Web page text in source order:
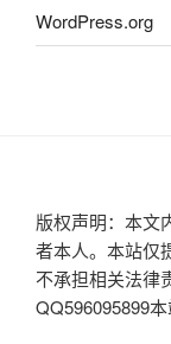
WordPress.org
版权声明：本文
者本人。本站仅
不承担相关法律
QQ596095899本